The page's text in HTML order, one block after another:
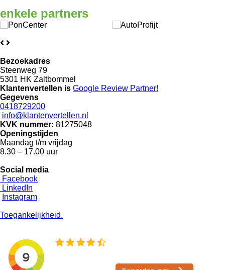
enkele partners
Bezoekadres
Steenweg 79
5301 HK Zaltbommel
Klantenvertellen is Google Review Partner!
Gegevens
0418729200
info@klantenvertellen.nl
KVK nummer: 81275048
Openingstijden
Maandag t/m vrijdag
8.30 – 17.00 uur
Social media
Facebook
LinkedIn
Instagram
Toegankelijkheid.